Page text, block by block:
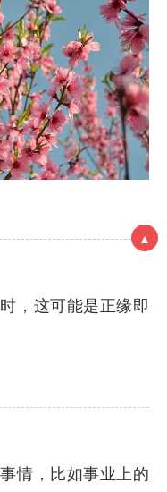
，这可能是正缘即
情，比如事业上的
▲